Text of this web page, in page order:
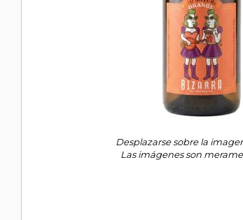
Desplazarse sobre la
Las imágenes son